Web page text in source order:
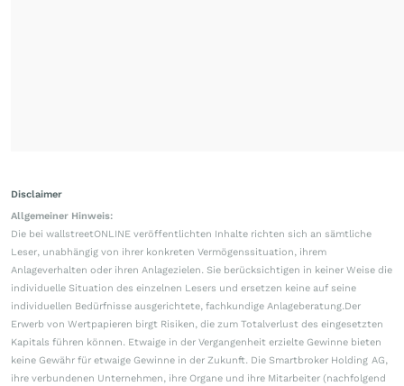
Disclaimer
Allgemeiner Hinweis:
Die bei wallstreetONLINE veröffentlichten Inhalte richten sich an sämtliche
Leser, unabhängig von ihrer konkreten Vermögenssituation, ihrem
Anlageverhalten oder ihren Anlagezielen. Sie berücksichtigen in keiner Weise die
individuelle Situation des einzelnen Lesers und ersetzen keine auf seine
individuellen Bedürfnisse ausgerichtete, fachkundige Anlageberatung.Der
Erwerb von Wertpapieren birgt Risiken, die zum Totalverlust des eingesetzten
Kapitals führen können. Etwaige in der Vergangenheit erzielte Gewinne bieten
keine Gewähr für etwaige Gewinne in der Zukunft. Die Smartbroker Holding AG,
ihre verbundenen Unternehmen, ihre Organe und ihre Mitarbeiter (nachfolgend